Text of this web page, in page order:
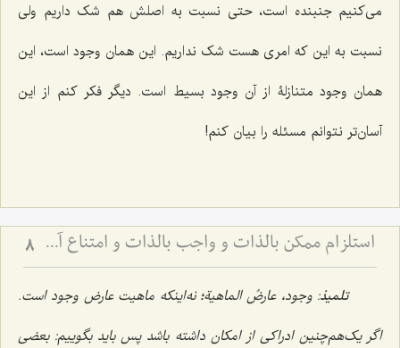
مى‌کنیم جنبنده است، حتى نسبت به اصلش هم شک داریم ولى
نسبت به این که امرى هست شک نداریم. این همان وجود است، این
همان وجود متنازلۀ از آن وجود بسیط است. دیگر فکر کنم از این
آسان‌تر نتوانم مسئله را بیان کنم!
استلزام ممکن بالذات و واجب بالذات و امتناع آن - بررسی نسبت علیت و معلولیت در ضرورت و امکان 8
تلمیذ: وجود، عارضُ الماهیة؛ نه‌اینکه ماهیت عارض وجود است.
اگر یک‌هم‌چنین ادراکى از امکان داشته باشد پس باید بگوییم: بعضى